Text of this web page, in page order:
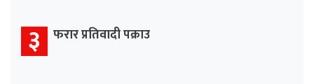
३ फरार प्रतिवादी पक्राउ